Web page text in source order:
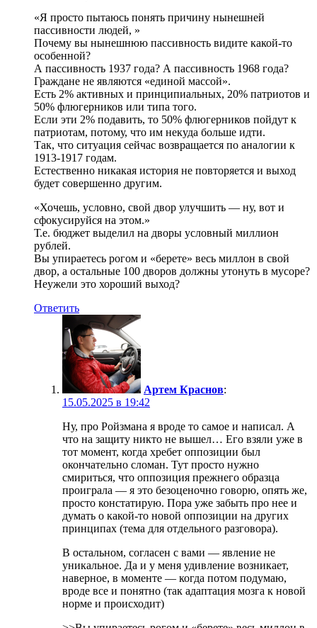
«Я просто пытаюсь понять причину нынешней
пассивности людей, »
Почему вы нынешнюю пассивность видите какой-то
особенной?
А пассивность 1937 года? А пассивность 1968 года?
Граждане не являются «единой массой».
Есть 2% активных и принципиальных, 20% патриотов и
50% флюгерников или типа того.
Если эти 2% подавить, то 50% флюгерников пойдут к
патриотам, потому, что им некуда больше идти.
Так, что ситуация сейчас возвращается по аналогии к
1913-1917 годам.
Естественно никакая история не повторяется и выход
будет совершенно другим.
«Хочешь, условно, свой двор улучшить — ну, вот и
сфокусируйся на этом.»
Т.е. бюджет выделил на дворы условный миллион
рублей.
Вы упираетесь рогом и «берете» весь миллон в свой
двор, а остальные 100 дворов должны утонуть в мусоре?
Неужели это хороший выход?
Ответить
Артем Краснов:
15.05.2025 в 19:42
Ну, про Ройзмана я вроде то самое и написал. А
что на защиту никто не вышел… Его взяли уже в
тот момент, когда хребет оппозиции был
окончательно сломан. Тут просто нужно
смириться, что оппозиция прежнего образца
проиграла — я это безоценочно говорю, опять же,
просто констатирую. Пора уже забыть про нее и
думать о какой-то новой оппозиции на других
принципах (тема для отдельного разговора).
В остальном, согласен с вами — явление не
уникальное. Да и у меня удивление возникает,
наверное, в моменте — когда потом подумаю,
вроде все и понятно (так адаптация мозга к новой
норме и происходит)